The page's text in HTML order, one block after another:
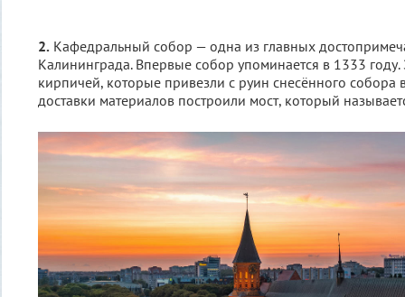
2. Кафедральный собор — одна из главных
Калининграда. Впервые собор упоминается в 1333
кирпичей, которые привезли с руин снесённого собора
доставки материалов построили мост, который